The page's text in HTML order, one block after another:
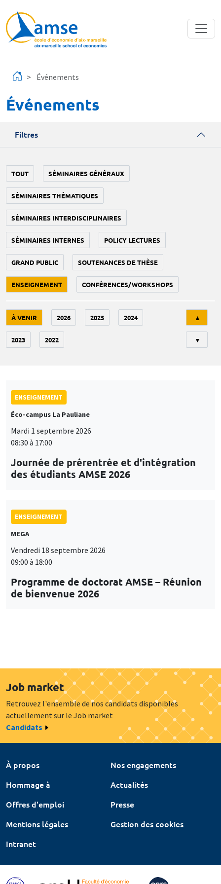
Événements
Événements
Filtres
TOUT SÉMINAIRES GÉNÉRAUX
SÉMINAIRES THÉMATIQUES
SÉMINAIRES INTERDISCIPLINAIRES
SÉMINAIRES INTERNES POLICY LECTURES
GRAND PUBLIC SOUTENANCES DE THÈSE
ENSEIGNEMENT CONFÉRENCES/WORKSHOPS
À VENIR 2026 2025 2024
2023 2022
▲
▼
ENSEIGNEMENT
Éco-campus La Pauliane
Mardi 1 septembre 2026
08:30 à 17:00
Journée de prérentrée et d'intégration
des étudiants AMSE 2026
ENSEIGNEMENT
MEGA
Vendredi 18 septembre 2026
09:00 à 18:00
Programme de doctorat AMSE – Réunion
de bienvenue 2026
Job market
Retrouvez l'ensemble de nos candidats disponibles
actuellement sur le Job market
Candidats
À propos
Nos engagements
Hommage à
Actualités
Offres d'emploi
Presse
Mentions légales
Gestion des cookies
Intranet